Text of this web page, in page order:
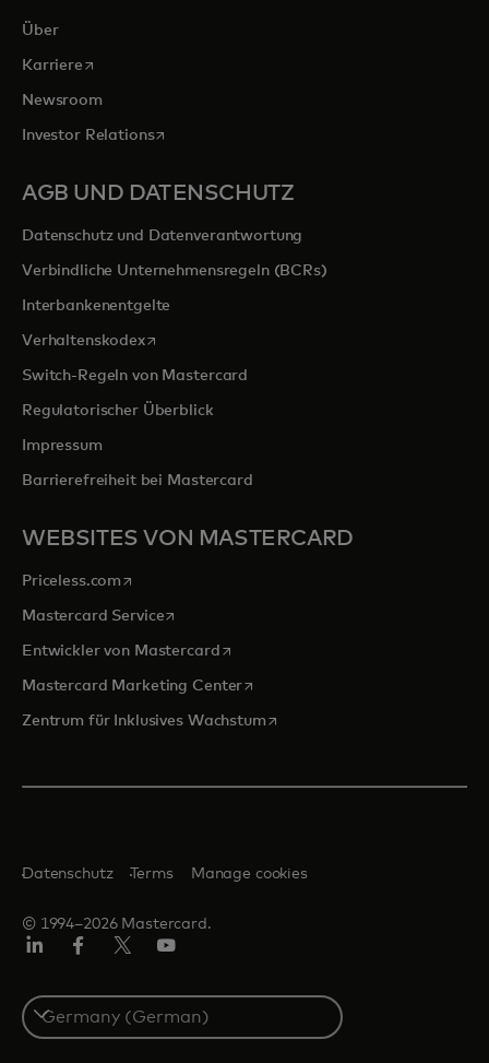
Über
Karrierewird in einer neuen Registerkarte geöffnet
Newsroom
Investor Relationswird in einer neuen Registerkarte geöffnet
AGB UND DATENSCHUTZ
Datenschutz und Datenverantwortung
Verbindliche Unternehmensregeln (BCRs)
Interbankenentgelte
Verhaltenskodexwird in einer neuen Registerkarte geöffnet
Switch-Regeln von Mastercard
Regulatorischer Überblick
Impressum
Barrierefreiheit bei Mastercard
WEBSITES VON MASTERCARD
Priceless.com wird in einer neuen Registerkarte geöffnet
Mastercard Servicewird in einer neuen Registerkarte geöffnet
Entwickler von Mastercardwird in einer neuen Registerkarte
Mastercard Marketing Centerwird in einer neuen
Zentrum für Inklusives Wachstumwird in einer neuen
© 1994–2026 Mastercard.
Datenschutz Terms Manage cookies
Select
a
country